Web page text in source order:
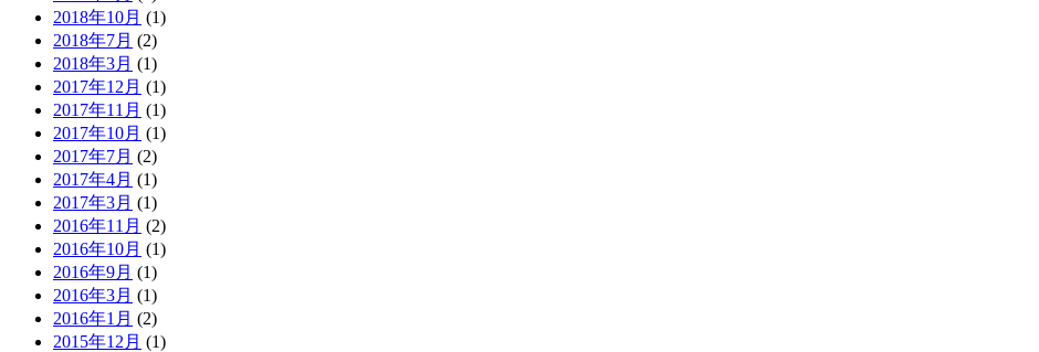
2018年10月 (1)
2018年7月 (2)
2018年3月 (1)
2017年12月 (1)
2017年11月 (1)
2017年10月 (1)
2017年7月 (2)
2017年4月 (1)
2017年3月 (1)
2016年11月 (2)
2016年10月 (1)
2016年9月 (1)
2016年3月 (1)
2016年1月 (2)
2015年12月 (1)